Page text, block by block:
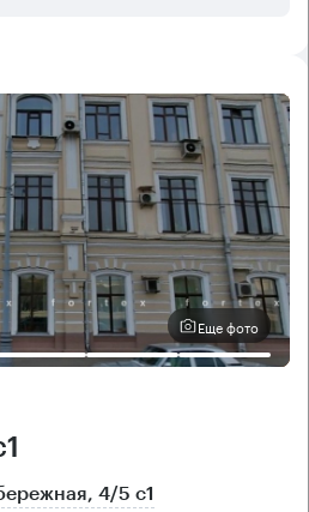
Еще фото
4/5 с1